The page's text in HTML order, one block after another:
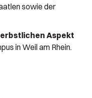
sowie der
Aspekt
in Weil am Rhein.